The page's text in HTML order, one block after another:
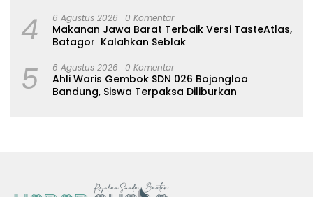
4 6 Agustus 2026 0 Komentar
Makanan Jawa Barat Terbaik Versi TasteAtlas,
Batagor Kalahkan Seblak
5 6 Agustus 2026 0 Komentar
Ahli Waris Gembok SDN 026 Bojongloa
Bandung, Siswa Terpaksa Diliburkan